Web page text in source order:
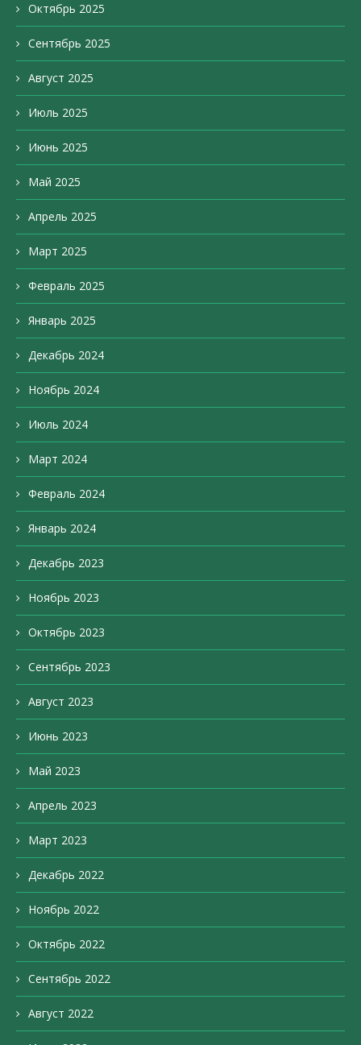
Октябрь 2025
Сентябрь 2025
Август 2025
Июль 2025
Июнь 2025
Май 2025
Апрель 2025
Март 2025
Февраль 2025
Январь 2025
Декабрь 2024
Ноябрь 2024
Июль 2024
Март 2024
Февраль 2024
Январь 2024
Декабрь 2023
Ноябрь 2023
Октябрь 2023
Сентябрь 2023
Август 2023
Июнь 2023
Май 2023
Апрель 2023
Март 2023
Декабрь 2022
Ноябрь 2022
Октябрь 2022
Сентябрь 2022
Август 2022